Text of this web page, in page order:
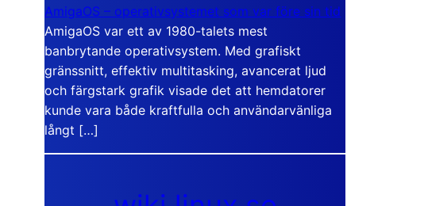
AmigaOS – operativsystemet som var före sin tid
AmigaOS var ett av 1980-talets mest
banbrytande operativsystem. Med grafiskt
gränssnitt, effektiv multitasking, avancerat ljud
och färgstark grafik visade det att hemdatorer
kunde vara både kraftfulla och användarvänliga
långt […]